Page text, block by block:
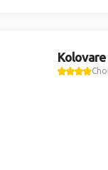
Kolovare